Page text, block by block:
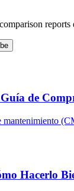
de
mantenimiento
Hacerlo